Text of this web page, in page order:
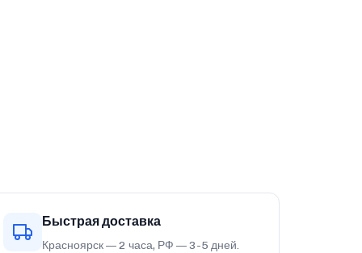
Быстрая доставка
Красноярск — 2 часа, РФ — 3-5 дней.